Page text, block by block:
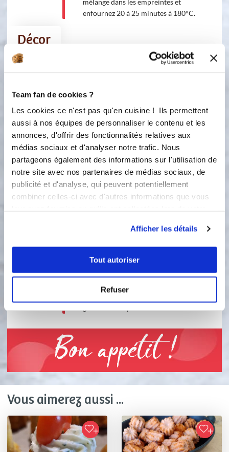
Team fan de cookies ?
Les cookies ce n'est pas qu'en cuisine ! Ils permettent
aussi à nos équipes de personnaliser le contenu et les
annonces, d'offrir des fonctionnalités relatives aux
médias sociaux et d'analyser notre trafic. Nous
partageons également des informations sur l'utilisation de
notre site avec nos partenaires de médias sociaux, de
publicité et d'analyse, qui peuvent potentiellement
combiner celles-ci avec d'autres informations que vous
Afficher les détails
Tout autoriser
Refuser
mélange dans les empreintes et
enfournez 20 à 25 minutes à 180°C.
Décor
75 gramme(s)fromage fouetté ail et
fines herbes
1
Placez le fromage fouetté dans une
poche à douille munie d’une douille.
Bon appétit !
Vous aimerez aussi ...